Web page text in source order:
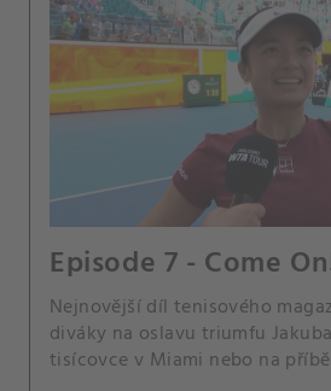
Episode 7 - Come
Nejnovější díl tenisového
diváky na oslavu triumfu
tisícovce v Miami nebo na